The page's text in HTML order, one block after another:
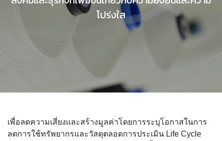
โปร่งใส
เพื่อลดความเสี่ยงและสร้างมูลค่าโดยการระบุโอกาสในการ
ลดการใช้ทรัพยากรและวัสดุตลอดการประเมิน Life Cycle